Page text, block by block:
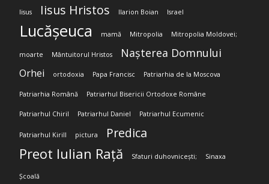
Iisus Iisus Hristos Ilarion Boian Israel
Lucășeuca mamă Mitropolia Mitropolia Moldovei;
moarte Mântuitorul Hristos Nașterea Domnului
Orhei ortodoxia Papa Francisc Patriarhia de la Moscova
Patriarhia Română Patriarhul Bisericii Ortodoxe Române
Patriarhul Chiril Patriarhul Daniel Patriarhul Ecumenic
Patriarhul Kirill pictura Predica
Preot Iulian Rață Sfaturi duhovnicești; Sinaxa
Școală